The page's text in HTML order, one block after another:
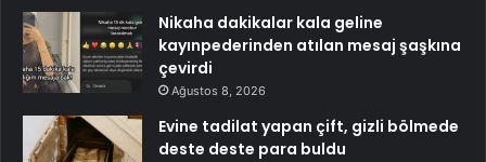
Nikaha dakikalar kala geline
kayınpederinden atılan mesaj şaşkına
çevirdi
Ağustos 8, 2026
Evine tadilat yapan çift, gizli bölmede
deste deste para buldu